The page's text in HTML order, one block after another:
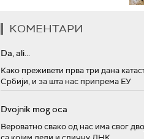
КОМЕНТАРИ
Da, ali...
Како преживети прва три дана
Србији, и за шта нас припрема ЕУ
Dvojnik mog oca
Вероватно свако од нас има свог